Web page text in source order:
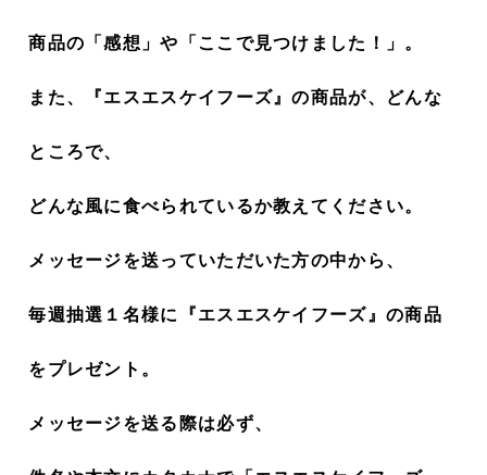
商品の「感想」や「ここで見つけました！」。
また、『エスエスケイフーズ』の商品が、どんな
ところで、
どんな風に食べられているか教えてください。
メッセージを送っていただいた方の中から、
毎週抽選１名様に『エスエスケイフーズ』の商品
をプレゼント。
メッセージを送る際は必ず、